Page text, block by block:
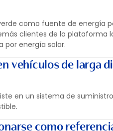
como fuente de energía
clientes de la plataforma
por energía solar.
vehículos de larga
en un sistema de
como